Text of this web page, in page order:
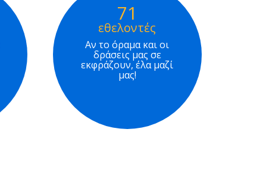
71
εθελοντές
Αν το όραμα και οι
δράσεις μας σε
εκφράζουν, έλα μαζί
μας!